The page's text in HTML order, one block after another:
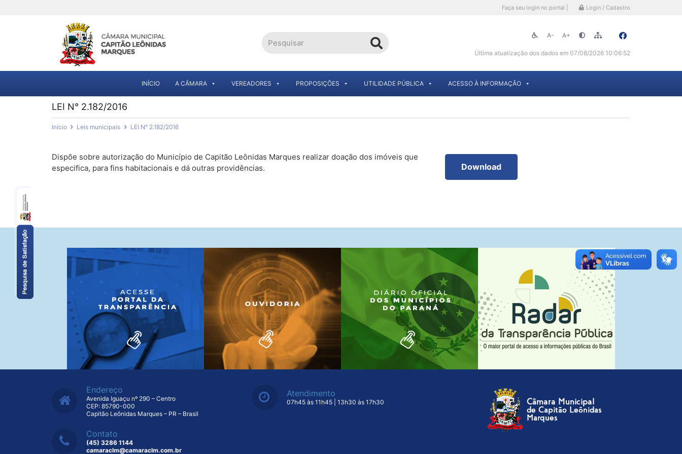
Faça seu login no portal | Login / Cadastro
A- A+
Última atualização dos dados em 07/08/2026 10:06:52
INÍCIO A CÂMARA VEREADORES PROPOSIÇÕES UTILIDADE PÚBLICA ACESSO À INFORMAÇÃO
LEI N° 2.182/2016
Início Leis municipais LEI N° 2.182/2016
Dispõe sobre autorização do Município de Capitão Leônidas Marques realizar doação dos imóveis que
especifica, para fins habitacionais e dá outras providências.
Download
Endereço
Avenida Iguaçu nº 290 – Centro
CEP: 85790-000
Capitão Leônidas Marques – PR – Brasil
Contato
(45) 3286 1144
camaraclm@camaraclm.com.br
Atendimento
07h45 às 11h45 | 13h30 às 17h30